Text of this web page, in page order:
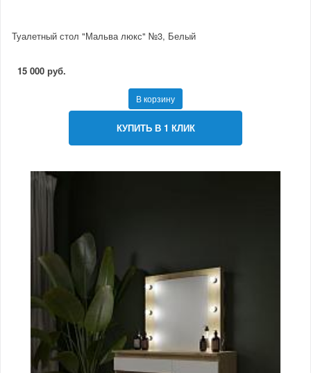
Туалетный стол "Мальва люкс" №3, Белый
15 000 руб.
В корзину
КУПИТЬ В 1 КЛИК